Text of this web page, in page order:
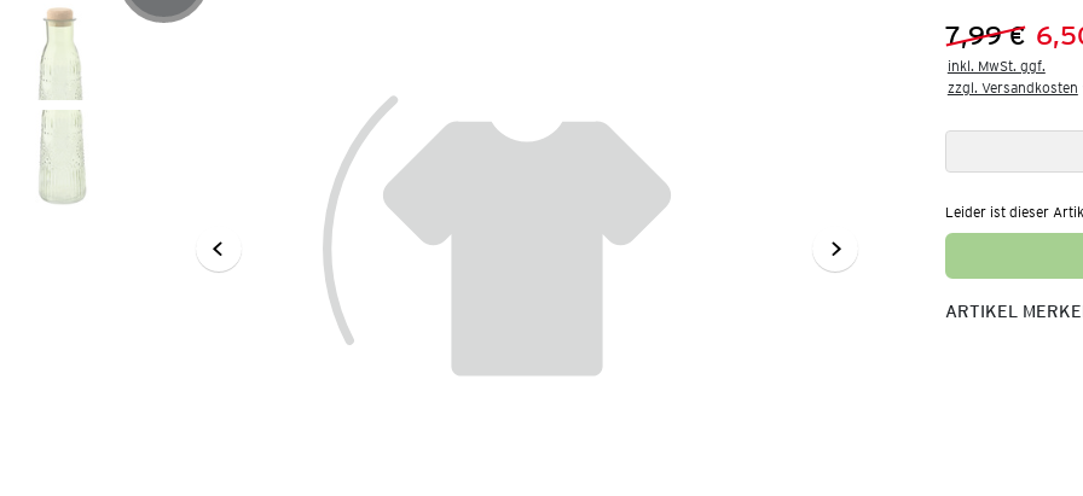
Vorheriger
7,99 €
Neuer
inkl. MwSt. ggf.
zzgl. Versandkosten
Leider ist dieser
ARTIKEL